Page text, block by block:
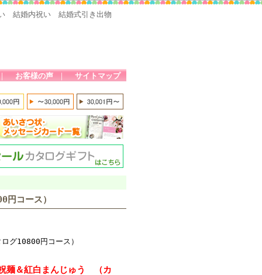
結婚内祝い 結婚式引き出物
お客様の声 ｜ サイトマップ
コース）
グ10800円コース）
麺＆紅白まんじゅう （カ